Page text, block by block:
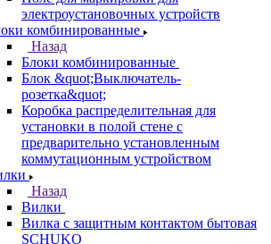
электроустановочных устройств
комбинированные
Назад
Блоки комбинированные
Блок &quot;Выключатель-
розетка&quot;
Коробка распределительная для
установки в полой стене с
предварительно установленным
коммутационным устройством
Назад
Вилки
Вилка с защитным контактом бытовая
SCHUKO